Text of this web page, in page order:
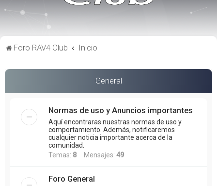
Foro RAV4 Club Inicio
General
Normas de uso y Anuncios importantes
Aquí encontraras nuestras normas de uso y
comportamiento. Además, notificaremos
cualquier noticia importante acerca de la
comunidad.
Temas: 8 Mensajes: 49
Foro General